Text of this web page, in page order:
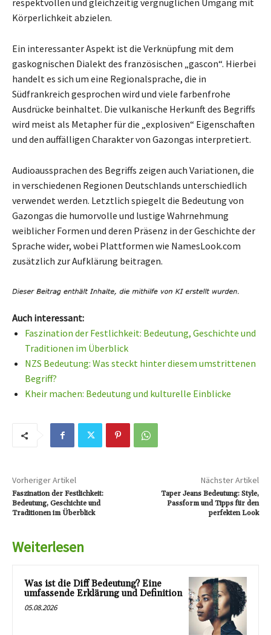
Körperlichkeit abzielen.
Ein interessanter Aspekt ist die Verknüpfung mit dem
gaskognischen Dialekt des französischen „gascon“. Hierbei
handelt es sich um eine Regionalsprache, die in
Südfrankreich gesprochen wird und viele farbenfrohe
Ausdrücke beinhaltet. Die vulkanische Herkunft des Begriffs
wird meist als Metapher für die „explosiven“ Eigenschaften
und den auffälligen Charakter von Gazongas interpretiert.
Audioaussprachen des Begriffs zeigen auch Variationen, die
in verschiedenen Regionen Deutschlands unterschiedlich
verwendet werden. Letztlich spiegelt die Bedeutung von
Gazongas die humorvolle und lustige Wahrnehmung
weiblicher Formen und deren Präsenz in der Geschichte der
Sprache wider, wobei Plattformen wie NamesLook.com
zusätzlich zur Aufklärung beitragen.
Auch interessant:
Faszination der Festlichkeit: Bedeutung, Geschichte und
Traditionen im Überblick
NZS Bedeutung: Was steckt hinter diesem umstrittenen
Begriff?
Kheir machen: Bedeutung und kulturelle Einblicke
Vorheriger Artikel
Faszination der Festlichkeit:
Bedeutung, Geschichte und
Traditionen im Überblick
Nächster Artikel
Taper Jeans Bedeutung: Style,
Passform und Tipps für den
perfekten Look
Weiterlesen
Was ist die Diff Bedeutung? Eine
umfassende Erklärung und Definition
05.08.2026